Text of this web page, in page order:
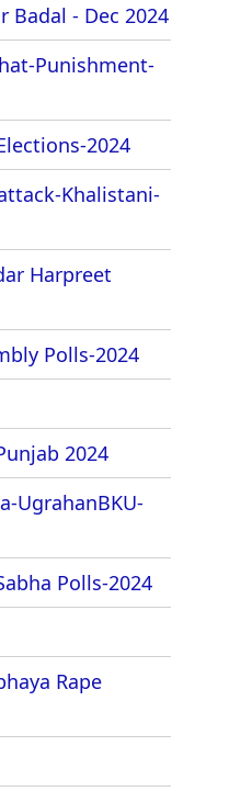
Badal - Dec 2024
Punishment-
2024
Khalistani-
Harpreet
Polls-2024
2024
UgrahanBKU-
Polls-2024
Rape